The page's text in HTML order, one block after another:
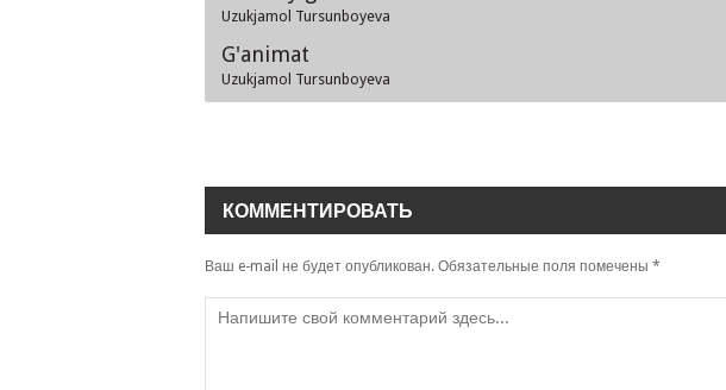
Uzukjamol Tursunboyeva
G'animat
Uzukjamol Tursunboyeva
КОММЕНТИРОВАТЬ
Ваш e-mail не будет опубликован. Обязательные поля помечены *